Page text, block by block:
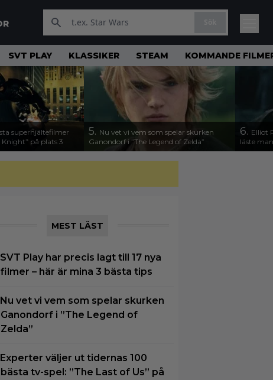
SVT PLAY KLASSIKER STEAM KOMMANDE
superhjältefilmer
Knight” på plats 3
5. Nu vet vi vem som spelar skurken
Ganondorf i ”The Legend of Zelda”
6. Elliot
läste
MEST LÄST
SVT Play har precis lagt till 17 nya
filmer – här är mina 3 bästa tips
Nu vet vi vem som spelar skurken
Ganondorf i ”The Legend of
Zelda”
Experter väljer ut tidernas 100
bästa tv-spel: ”The Last of Us” på